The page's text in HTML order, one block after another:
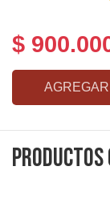
$
Productos